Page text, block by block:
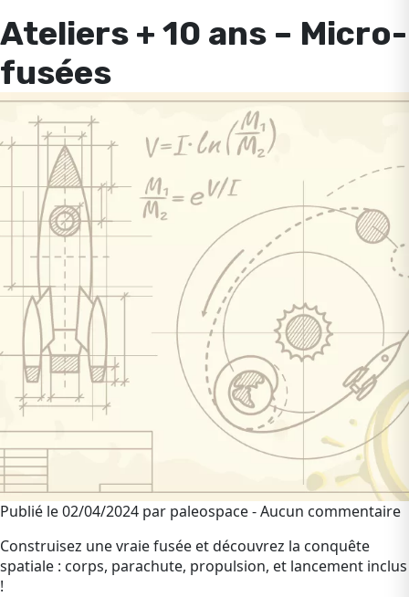
Ateliers + 10 ans – Micro-
fusées
Publié le 02/04/2024 par paleospace - Aucun commentaire
Construisez une vraie fusée et découvrez la conquête
spatiale : corps, parachute, propulsion, et lancement inclus
!